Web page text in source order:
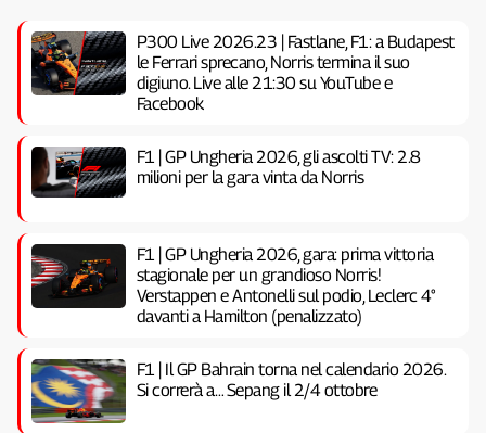
P300 Live 2026.23 | Fastlane, F1: a Budapest
le Ferrari sprecano, Norris termina il suo
digiuno. Live alle 21:30 su YouTube e
Facebook
F1 | GP Ungheria 2026, gli ascolti TV: 2.8
milioni per la gara vinta da Norris
F1 | GP Ungheria 2026, gara: prima vittoria
stagionale per un grandioso Norris!
Verstappen e Antonelli sul podio, Leclerc 4°
davanti a Hamilton (penalizzato)
F1 | Il GP Bahrain torna nel calendario 2026.
Si correrà a… Sepang il 2/4 ottobre